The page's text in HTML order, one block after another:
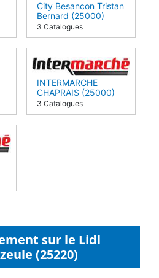
City Besancon Tristan
Bernard (25000)
3 Catalogues
INTERMARCHE
CHAPRAIS (25000)
3 Catalogues
sur le Lidl
(25220)